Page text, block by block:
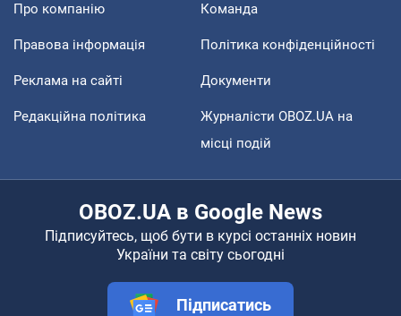
Про компанію Команда
Правова інформація Політика конфіденційності
Реклама на сайті Документи
Редакційна політика
Журналісти OBOZ.UA на
місці подій
OBOZ.UA в Google News
Підписуйтесь, щоб бути в курсі останніх новин
України та світу сьогодні
Підписатись